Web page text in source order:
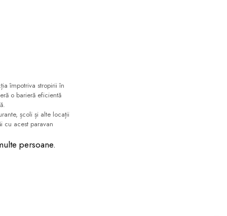
împotriva stropirii în
o barieră eficientă
școli și alte locații
cu acest paravan
persoane.